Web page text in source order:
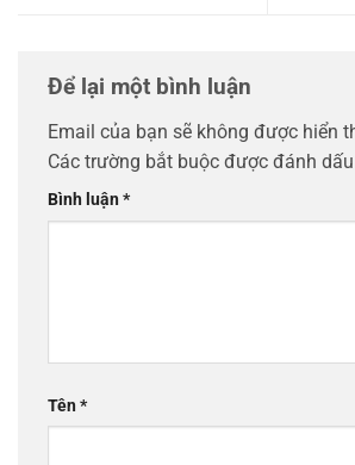
Để lại một bình luận
Email của bạn sẽ không được hiển
Các trường bắt buộc được đánh dấu
Bình luận*
Tên*